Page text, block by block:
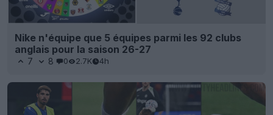
Nike n'équipe que 5 équipes parmi les 92 clubs
anglais pour la saison 26-27
7 8 0 2.7K 4h